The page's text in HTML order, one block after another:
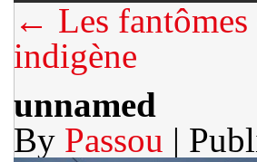
← Les fantômes
indigène
unnamed
By Passou |